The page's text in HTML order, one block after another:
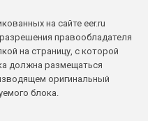
на сайте eer.ru
правообладателя
на страницу, с которой
должна размещаться
оригинальный
блока.